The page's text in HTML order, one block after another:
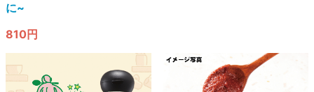
に~​
810円